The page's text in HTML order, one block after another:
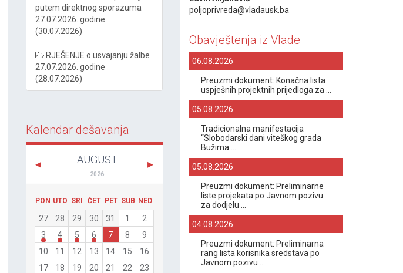
putem direktnog sporazuma
27.07.2026. godine
(30.07.2026)
RJEŠENJE o usvajanju žalbe
27.07.2026. godine
(28.07.2026)
Kalendar dešavanja
AUGUST
2026
PON UTO SRI ČET PET SUB NED
27 28 29 30 31 1
2
3
4 5 6 7 8
9
10
11 12 13 14 15
16
17
18 19 20 21 22
23
poljoprivreda@vladausk.ba
Obavještenja iz Vlade
06.08.2026
Preuzmi dokument: Konačna lista
uspješnih projektnih prijedloga za ...
05.08.2026
Tradicionalna manifestacija
“Slobodarski dani viteškog grada
Bužima ...
05.08.2026
Preuzmi dokument: Preliminarne
liste projekata po Javnom pozivu
za dodjelu ...
04.08.2026
Preuzmi dokument: Preliminarna
rang lista korisnika sredstava po
Javnom pozivu ...